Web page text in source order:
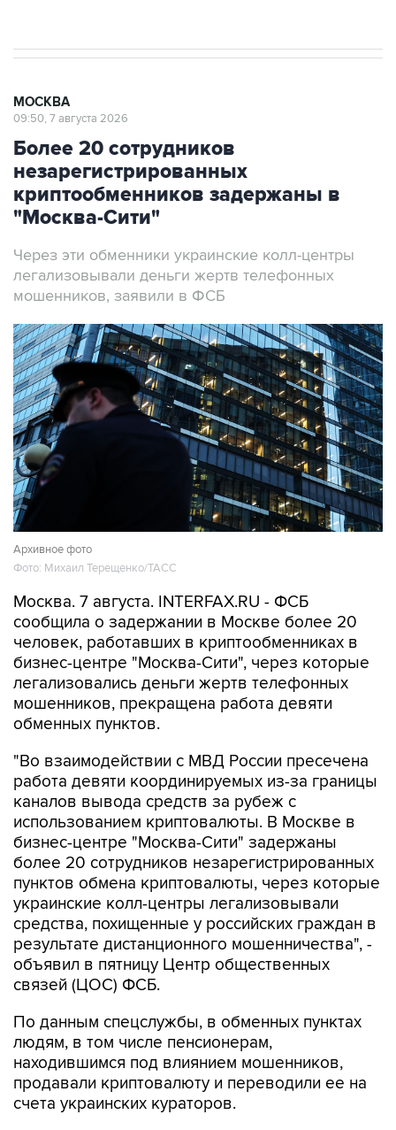
МОСКВА
09:50, 7 августа 2026
Более 20 сотрудников
незарегистрированных
криптообменников задержаны в
"Москва-Сити"
Через эти обменники украинские колл-центры
легализовывали деньги жертв телефонных
мошенников, заявили в ФСБ
Архивное фото
Фото: Михаил Терещенко/ТАСС
Москва. 7 августа. INTERFAX.RU - ФСБ
сообщила о задержании в Москве более 20
человек, работавших в криптообменниках в
бизнес-центре "Москва-Сити", через которые
легализовались деньги жертв телефонных
мошенников, прекращена работа девяти
обменных пунктов.
"Во взаимодействии с МВД России пресечена
работа девяти координируемых из-за границы
каналов вывода средств за рубеж с
использованием криптовалюты. В Москве в
бизнес-центре "Москва-Сити" задержаны
более 20 сотрудников незарегистрированных
пунктов обмена криптовалюты, через которые
украинские колл-центры легализовывали
средства, похищенные у российских граждан в
результате дистанционного мошенничества", -
объявил в пятницу Центр общественных
связей (ЦОС) ФСБ.
По данным спецслужбы, в обменных пунктах
людям, в том числе пенсионерам,
находившимся под влиянием мошенников,
продавали криптовалюту и переводили ее на
счета украинских кураторов.